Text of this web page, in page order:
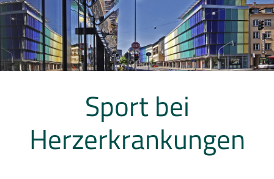
Sport bei
Herzerkrankungen